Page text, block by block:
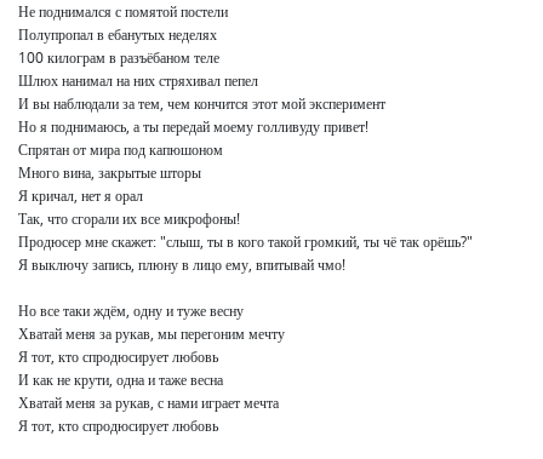
Не поднимался с помятой постели
Полупропал в ебанутых неделях
100 килограм в разъёбаном теле
Шлюх нанимал на них стряхивал пепел
И вы наблюдали за тем, чем кончится этот мой эксперимент
Но я поднимаюсь, а ты передай моему голливуду привет!
Спрятан от мира под капюшоном
Много вина, закрытые шторы
Я кричал, нет я орал
Так, что сгорали их все микрофоны!
Продюсер мне скажет: "слыш, ты в кого такой громкий, ты чё так орёшь?"
Я выключу запись, плюну в лицо ему, впитывай чмо!
Но все таки ждём, одну и туже весну
Хватай меня за рукав, мы перегоним мечту
Я тот, кто спродюсирует любовь
И как не крути, одна и таже весна
Хватай меня за рукав, с нами играет мечта
Я тот, кто спродюсирует любовь